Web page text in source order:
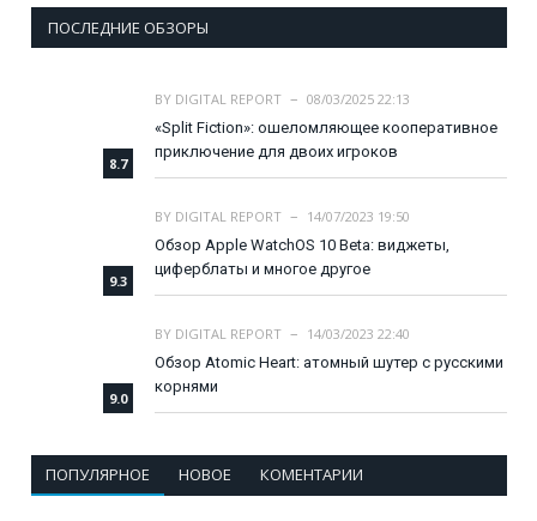
ПОСЛЕДНИЕ ОБЗОРЫ
8.7
BY DIGITAL REPORT
08/03/2025 22:13
«Split Fiction»: ошеломляющее кооперативное
приключение для двоих игроков
9.3
BY DIGITAL REPORT
14/07/2023 19:50
Обзор Apple WatchOS 10 Beta: виджеты,
циферблаты и многое другое
9.0
BY DIGITAL REPORT
14/03/2023 22:40
Обзор Atomic Heart: атомный шутер с русскими
корнями
ПОПУЛЯРНОЕ НОВОЕ КОМЕНТАРИИ